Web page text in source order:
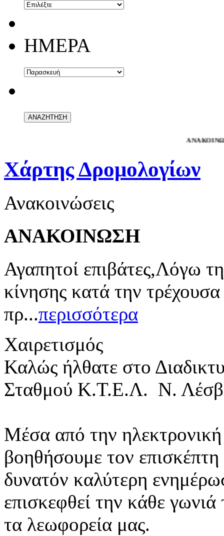
ΗΜΕΡΑ
ΑΝΑΚΟΙΝΩΣΗ-
Χάρτης Δρομολογίων
Ανακοινώσεις
ΑΝΑΚΟΙΝΩΣΗ
Αγαπητοί επιβάτες,Λόγω
κίνησης κατά την
πρ...περισσότερα
Χαιρετισμός
Καλώς ήλθατε στο
Σταθμού Κ.Τ.Ε.Λ. Ν.
Μέσα από την ηλεκτρονική
βοηθήσουμε τον
δυνατόν καλύτερη
επισκεφθεί την κάθε
τα λεωφορεία μας.